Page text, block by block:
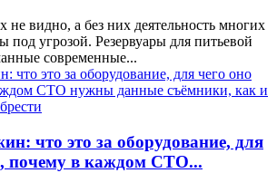
не видно, а без них деятельность многих
под угрозой. Резервуары для питьевой
современные...
что это за оборудование, для
почему в каждом СТО...